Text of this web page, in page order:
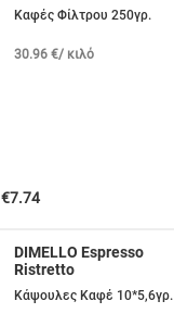
Καφές Φίλτρου 250γρ.
30.96 €/ κιλό
€7.74
DIMELLO Espresso
Ristretto
Κάψουλες Καφέ 10*5,6γρ.